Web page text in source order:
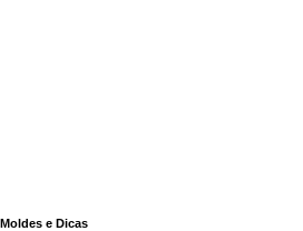
Moldes e Dicas